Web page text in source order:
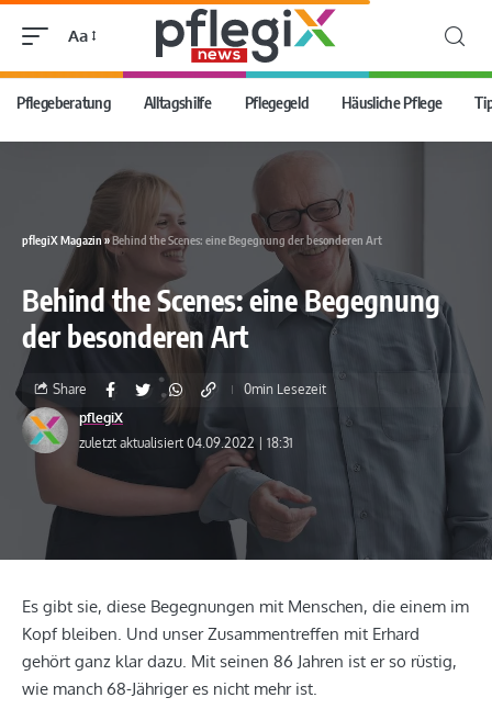
Aa
Pflegeberatung Alltagshilfe Pflegegeld Häusliche Pflege
pflegiX Magazin»Behind the Scenes: eine Begegnung der besonderen Art
Behind the Scenes: eine Begegnung
der besonderen Art
zuletzt aktualisiert 04.09.2022 | 18:31
pflegiX
Share 0min Lesezeit
Es gibt sie, diese Begegnungen mit Menschen, die einem im
Kopf bleiben. Und unser Zusammentreffen mit Erhard
gehört ganz klar dazu. Mit seinen 86 Jahren ist er so rüstig,
wie manch 68-Jähriger es nicht mehr ist.